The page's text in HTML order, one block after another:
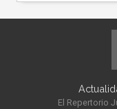
El Repertorio